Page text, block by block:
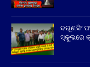
ବରୁଣସିଂ
ସ୍କୁଲରେ